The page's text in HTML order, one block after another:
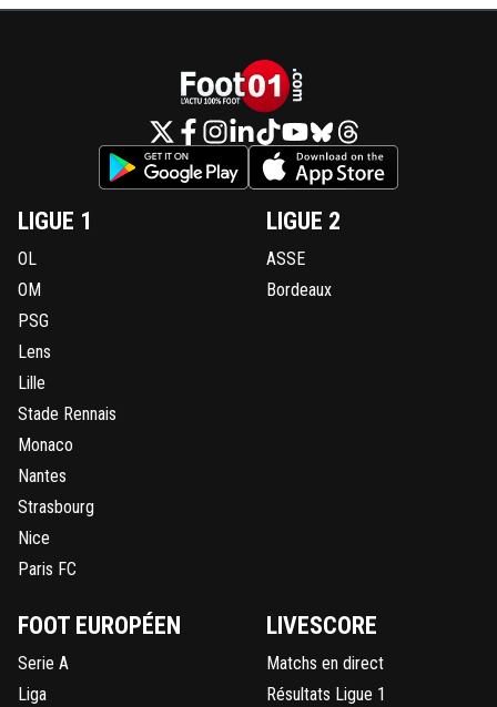
LIGUE 1
OL
OM
PSG
Lens
Lille
Stade Rennais
Monaco
Nantes
Strasbourg
Nice
Paris FC
LIGUE 2
ASSE
Bordeaux
FOOT EUROPÉEN
Serie A
Liga
LIVESCORE
Matchs en direct
Résultats Ligue 1